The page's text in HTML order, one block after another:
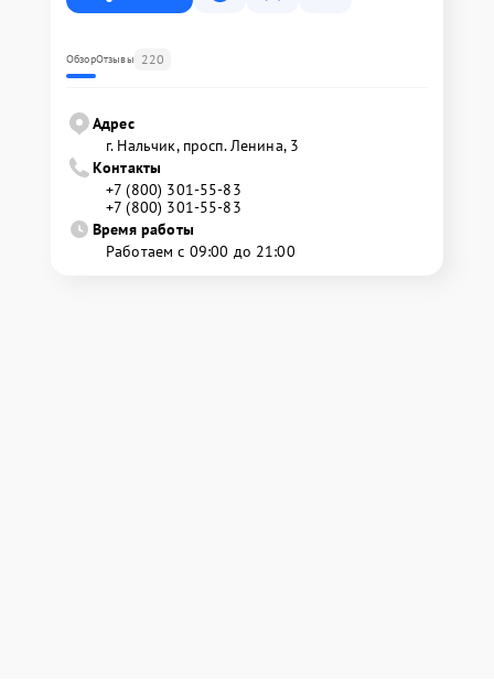
ОбзорОтзывы 220
Адрес
г. Нальчик, просп. Ленина, 3
Контакты
+7 (800) 301-55-83
+7 (800) 301-55-83
Время работы
Работаем с 09:00 до 21:00